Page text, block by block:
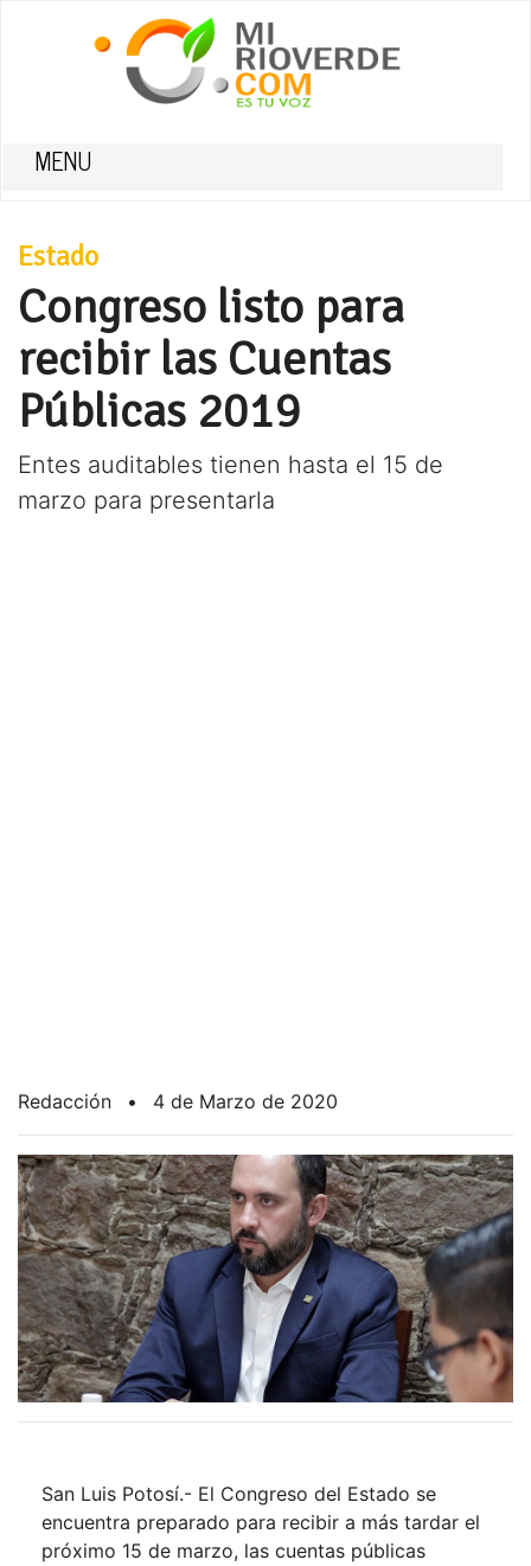
MENU
Estado
Congreso listo para
recibir las Cuentas
Públicas 2019
Entes auditables tienen hasta el 15 de
marzo para presentarla
Redacción • 4 de Marzo de 2020
San Luis Potosí.- El Congreso del Estado se
encuentra preparado para recibir a más tardar el
próximo 15 de marzo, las cuentas públicas